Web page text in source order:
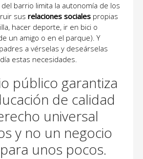
barrio limita la autonomía de los
sus relaciones sociales propias
hacer deporte, ir en bici o
un amigo o en el parque). Y
a vérselas y deseárselas
estas necesidades.
público garantiza
de calidad
universal
y no un negocio
unos pocos.